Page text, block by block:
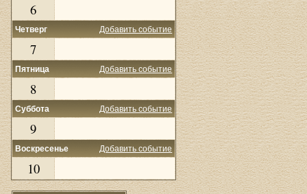
6
Добавить событие
Четверг
7
Добавить событие
Пятница
8
Добавить событие
Суббота
9
Добавить событие
Воскресенье
10